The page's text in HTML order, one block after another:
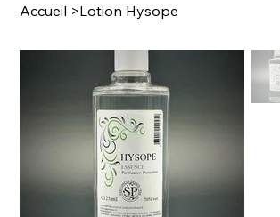
Accueil >Lotion Hysope